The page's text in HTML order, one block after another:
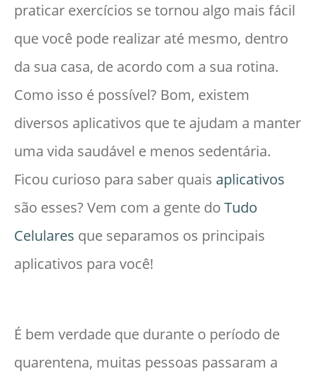
praticar exercícios se tornou algo mais fácil
que você pode realizar até mesmo, dentro
da sua casa, de acordo com a sua rotina.
Como isso é possível? Bom, existem
diversos aplicativos que te ajudam a manter
uma vida saudável e menos sedentária.
Ficou curioso para saber quais aplicativos
são esses? Vem com a gente do Tudo
Celulares que separamos os principais
aplicativos para você!
É bem verdade que durante o período de
quarentena, muitas pessoas passaram a